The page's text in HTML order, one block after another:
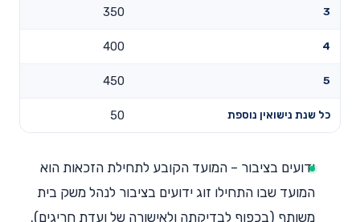
3
350
4
400
5
450
כל שנת נישואין נוספת 50
ידועים בציבור – המועד הקובע לתחילת הזכאות הוא
המועד שבו התחילו זוג ידועים בציבור לנהל משק בית
משותף (בכפוף לבדיקתה ולאישורה של ועדת חריגים).